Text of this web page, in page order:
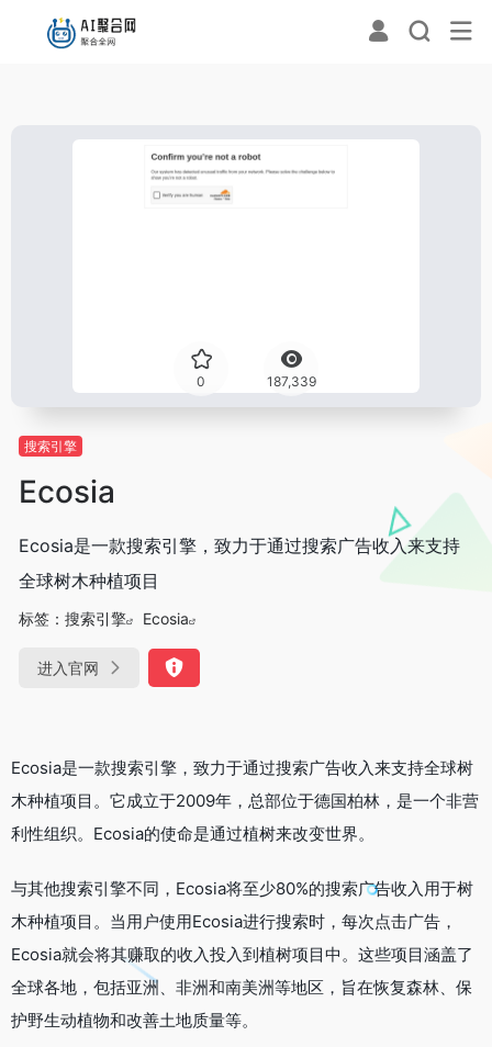
0 187,339
搜索引擎
Ecosia
Ecosia是一款搜索引擎，致力于通过搜索广告收入来支持
全球树木种植项目
标签： 搜索引擎 Ecosia
进入官网
Ecosia是一款搜索引擎，致力于通过搜索广告收入来支持全球树
木种植项目。它成立于2009年，总部位于德国柏林，是一个非营
利性组织。Ecosia的使命是通过植树来改变世界。
与其他搜索引擎不同，Ecosia将至少80%的搜索广告收入用于树
木种植项目。当用户使用Ecosia进行搜索时，每次点击广告，
Ecosia就会将其赚取的收入投入到植树项目中。这些项目涵盖了
全球各地，包括亚洲、非洲和南美洲等地区，旨在恢复森林、保
护野生动植物和改善土地质量等。